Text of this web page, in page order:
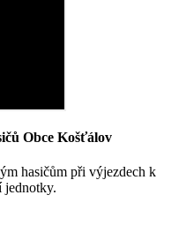
Obce Košťálov
hasičům při výjezdech k
jednotky.